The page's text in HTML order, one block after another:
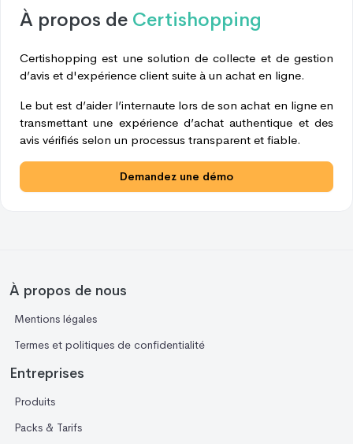
À propos de Certishopping
Certishopping est une solution de collecte et de gestion
d’avis et d'expérience client suite à un achat en ligne.
Le but est d’aider l’internaute lors de son achat en ligne en
transmettant une expérience d’achat authentique et des
avis vérifiés selon un processus transparent et fiable.
Demandez une démo
À propos de nous
Mentions légales
Termes et politiques de confidentialité
Entreprises
Produits
Packs & Tarifs